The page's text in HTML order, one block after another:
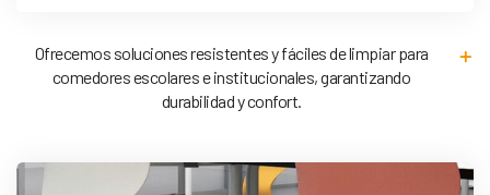
Ofrecemos soluciones resistentes y fáciles de limpiar para
comedores escolares e institucionales, garantizando
durabilidad y confort.